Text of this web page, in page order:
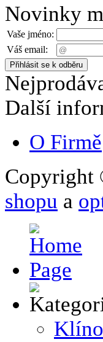
Novinky
Vaše jméno:
Váš email:
Další
O Firmě
Copyright
shopu a